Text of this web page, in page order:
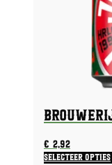
€2,92
Selecteer opties